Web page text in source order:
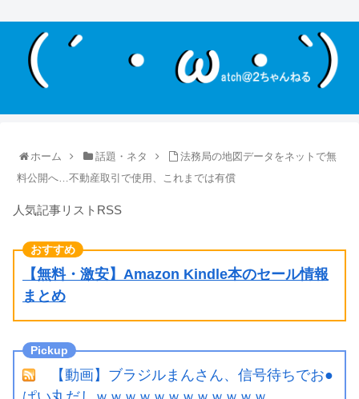
ホーム 話題・ネタ
法務局の地図データをネットで無
料公開へ…不動産取引で使用、これまでは有償
人気記事リストRSS
【無料・激安】Amazon Kindle本のセール情報
まとめ
【動画】ブラジルまんさん、信号待ちでお●